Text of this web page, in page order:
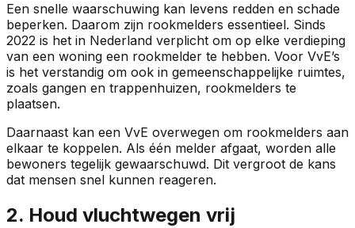
Een snelle waarschuwing kan levens redden en schade
beperken. Daarom zijn rookmelders essentieel. Sinds
2022 is het in Nederland verplicht om op elke verdieping
van een woning een rookmelder te hebben. Voor VvE’s
is het verstandig om ook in gemeenschappelijke ruimtes,
zoals gangen en trappenhuizen, rookmelders te
plaatsen.
Daarnaast kan een VvE overwegen om rookmelders aan
elkaar te koppelen. Als één melder afgaat, worden alle
bewoners tegelijk gewaarschuwd. Dit vergroot de kans
dat mensen snel kunnen reageren.
2. Houd vluchtwegen vrij